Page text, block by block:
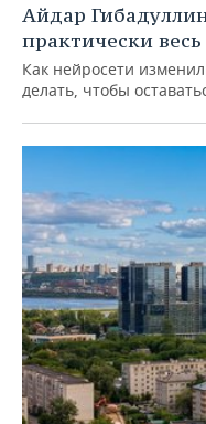
Айдар
практически
Как нейросети
делать, чтобы